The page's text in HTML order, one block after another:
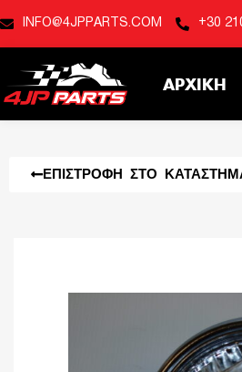
INFO@4JPPARTS.COM +30
ΑΡΧΙΚΉ
ΕΠΙΣΤΡΟΦΉ ΣΤΟ